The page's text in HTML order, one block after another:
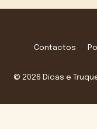
Contactos
© 2026 Dicas e